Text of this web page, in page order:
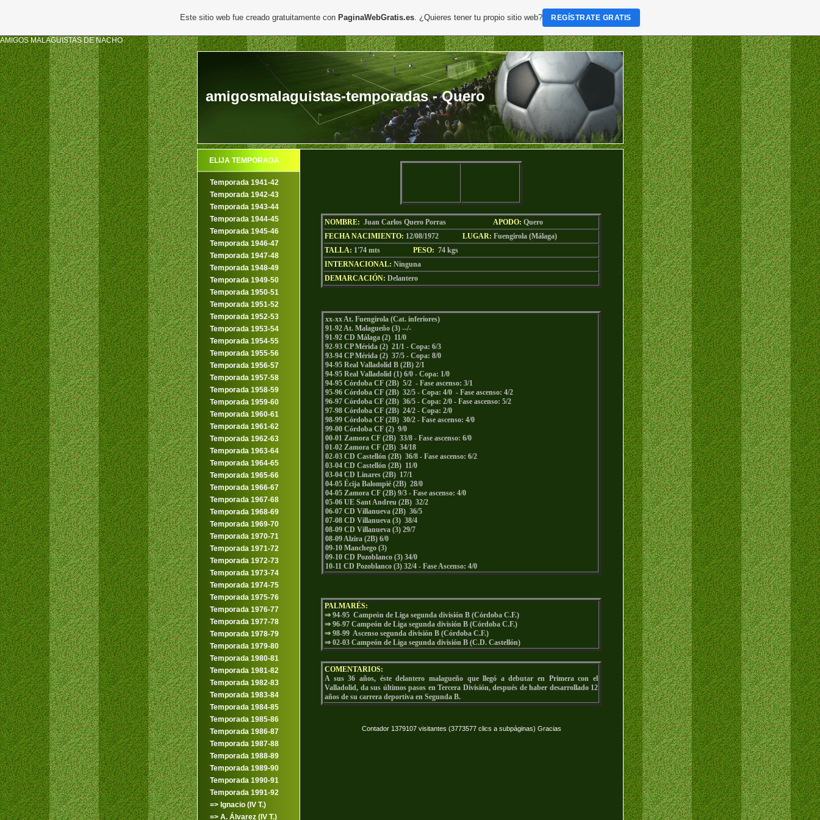
AMIGOS MALAGUISTAS DE NACHO
amigosmalaguistas-temporadas - Quero
ELIJA TEMPORADA
Temporada 1941-42
Temporada 1942-43
Temporada 1943-44
Temporada 1944-45
Temporada 1945-46
Temporada 1946-47
Temporada 1947-48
Temporada 1948-49
Temporada 1949-50
Temporada 1950-51
Temporada 1951-52
Temporada 1952-53
Temporada 1953-54
Temporada 1954-55
Temporada 1955-56
Temporada 1956-57
Temporada 1957-58
Temporada 1958-59
Temporada 1959-60
Temporada 1960-61
Temporada 1961-62
Temporada 1962-63
Temporada 1963-64
Temporada 1964-65
Temporada 1965-66
Temporada 1966-67
Temporada 1967-68
Temporada 1968-69
Temporada 1969-70
Temporada 1970-71
Temporada 1971-72
Temporada 1972-73
Temporada 1973-74
Temporada 1974-75
Temporada 1975-76
Temporada 1976-77
Temporada 1977-78
Temporada 1978-79
Temporada 1979-80
Temporada 1980-81
Temporada 1981-82
Temporada 1982-83
Temporada 1983-84
Temporada 1984-85
Temporada 1985-86
Temporada 1986-87
Temporada 1987-88
Temporada 1988-89
Temporada 1989-90
Temporada 1990-91
Temporada 1991-92
=> Ignacio (IV T.)
=> A. Álvarez (IV T.)
NOMBRE: Juan Carlos Quero Porras APODO: Quero
FECHA NACIMIENTO: 12/08/1972 LUGAR: Fuengirola (Málaga)
TALLA: 1'74 mts PESO: 74 kgs
INTERNACIONAL: Ninguna
DEMARCACIÓN: Delantero
xx-xx At. Fuengirola (Cat. inferiores)
91-92 At. Malagueño (3) --/-
91-92 CD Málaga (2) 11/0
92-93 CP Mérida (2) 21/1 - Copa: 6/3
93-94 CP Mérida (2) 37/5 - Copa: 8/0
94-95 Real Valladolid B (2B) 2/1
94-95 Real Valladolid (1) 6/0 - Copa: 1/0
94-95 Córdoba CF (2B) 5/2 - Fase ascenso: 3/1
95-96 Córdoba CF (2B) 32/5 - Copa: 4/0 - Fase ascenso: 4/2
96-97 Córdoba CF (2B) 36/5 - Copa: 2/0 - Fase ascenso: 5/2
97-98 Córdoba CF (2B) 24/2 - Copa: 2/0
98-99 Córdoba CF (2B) 30/2 - Fase ascenso: 4/0
99-00 Córdoba CF (2) 9/0
00-01 Zamora CF (2B) 33/8 - Fase ascenso: 6/0
01-02 Zamora CF (2B) 34/18
02-03 CD Castellón (2B) 36/8 - Fase ascenso: 6/2
03-04 CD Castellón (2B) 11/0
03-04 CD Linares (2B) 17/1
04-05 Écija Balompié (2B) 28/0
04-05 Zamora CF (2B) 9/3 - Fase ascenso: 4/0
05-06 UE Sant Andreu (2B) 32/2
06-07 CD Villanueva (2B) 36/5
07-08 CD Villanueva (3) 38/4
08-09 CD Villanueva (3) 29/7
08-09 Alzira (2B) 6/0
09-10 Manchego (3)
09-10 CD Pozoblanco (3) 34/0
10-11 CD Pozoblanco (3) 32/4 - Fase Ascenso: 4/0
PALMARÉS:
⇒ 94-95 Campeón de Liga segunda división B (Córdoba C.F.)
⇒ 96-97 Campeón de Liga segunda división B (Córdoba C.F.)
⇒ 98-99 Ascenso segunda división B (Córdoba C.F.)
⇒ 02-03 Campeón de Liga segunda división B (C.D. Castellón)
COMENTARIOS:
A sus 36 años, éste delantero malagueño que llegó a debutar en Primera con el
Valladolid, da sus últimos pasos en Tercera División, después de haber desarrollado 12
años de su carrera deportiva en Segunda B.
Contador 1379107 visitantes (3773577 clics a subpáginas) Gracias
Este sitio web fue creado gratuitamente con PaginaWebGratis.es. ¿Quieres tener tu propio sitio web? REGÍSTRATE GRATIS